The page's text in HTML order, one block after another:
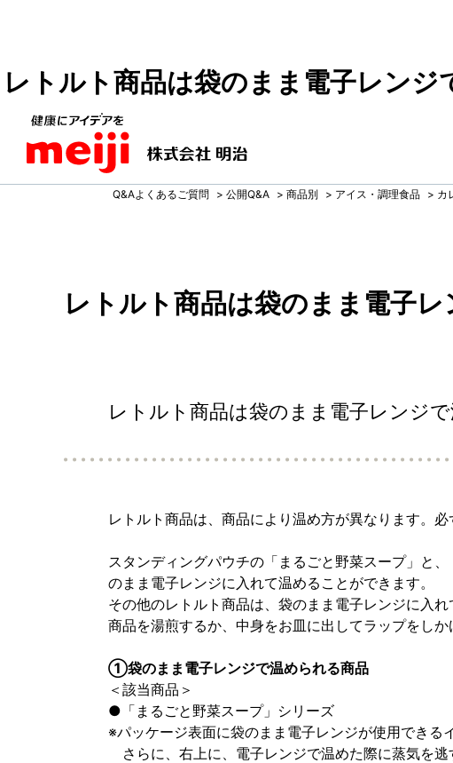
レトルト商品は袋のまま電子レン
Q&Aよくあるご質問 > 公開Q&A > 商品別 > アイス・調理食品 > カ
レトルト商品は袋のまま電子
レトルト商品は袋のまま電子レンジ
レトルト商品は、商品により温め方が異なります。
スタンディングパウチの「まるごと野菜スープ」と
のまま電子レンジに入れて温めることができます。
その他のレトルト商品は、袋のまま電子レンジに入れ
商品を湯煎するか、中身をお皿に出してラップをしか
①袋のまま電子レンジで温められる商品
＜該当商品＞
●「まるごと野菜スープ」シリーズ
※パッケージ表面に袋のまま電子レンジが使用できる
さらに、右上に、電子レンジで温めた際に蒸気を逃